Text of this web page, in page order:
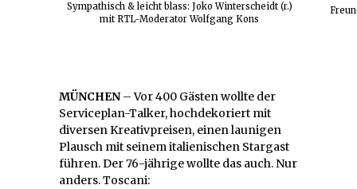
Sympathisch & leicht blass: Joko Winterscheidt (r.)
mit RTL-Moderator Wolfgang Kons
MÜNCHEN – Vor 400 Gästen wollte der
Serviceplan-Talker, hochdekoriert mit
diversen Kreativpreisen, einen launigen
Plausch mit seinem italienischen Stargast
führen. Der 76-jährige wollte das auch. Nur
anders. Toscani: